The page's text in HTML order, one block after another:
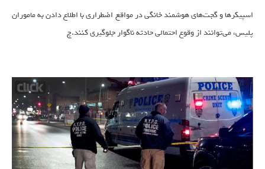
اسپیکر‌ها و گجت‌های هوشمند خانگی در مواقع اضطراری با اطلاع دادن به ماموران
پلیس، می‌توانند از وقوع احتمالی حادثه ناگوار جلوگیری کنند.چ